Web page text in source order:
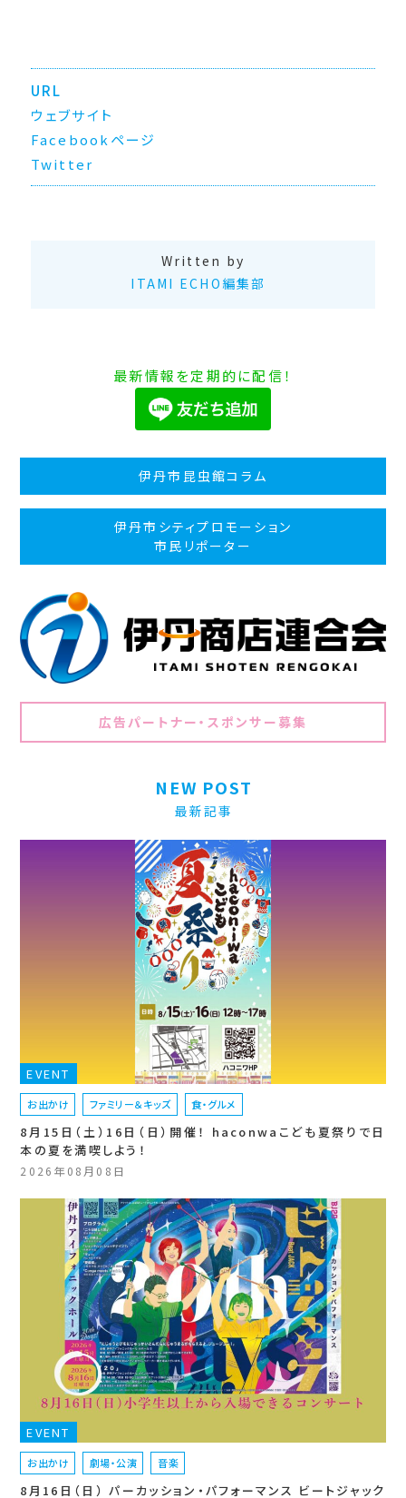
URL
ウェブサイト
Facebookページ
Twitter
Written by
ITAMI ECHO編集部
最新情報を定期的に配信！
伊丹市昆虫館コラム
伊丹市シティプロモーション
市民リポーター
広告パートナー・スポンサー募集
NEW POST
最新記事
EVENT
お出かけ ファミリー＆キッズ 食・グルメ
8月15日（土）16日（日）開催！ haconwaこども夏祭りで日
本の夏を満喫しよう！
2026年08月08日
EVENT
お出かけ 劇場・公演 音楽
8月16日（日） パーカッション・パフォーマンス ビートジャック